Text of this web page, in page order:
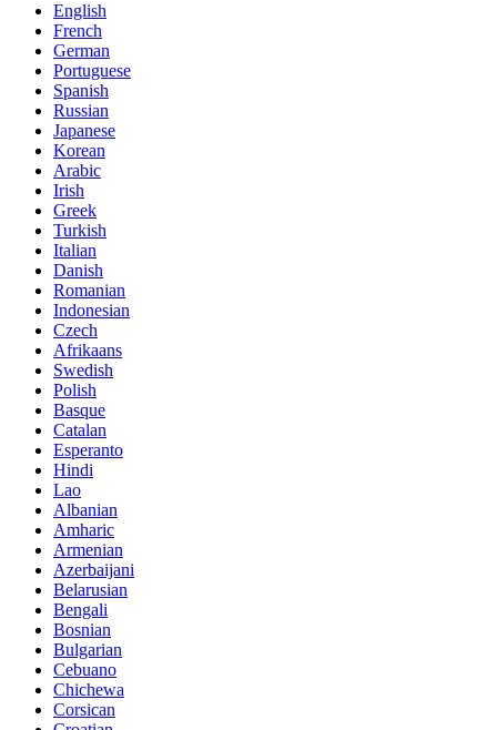
English
French
German
Portuguese
Spanish
Russian
Japanese
Korean
Arabic
Irish
Greek
Turkish
Italian
Danish
Romanian
Indonesian
Czech
Afrikaans
Swedish
Polish
Basque
Catalan
Esperanto
Hindi
Lao
Albanian
Amharic
Armenian
Azerbaijani
Belarusian
Bengali
Bosnian
Bulgarian
Cebuano
Chichewa
Corsican